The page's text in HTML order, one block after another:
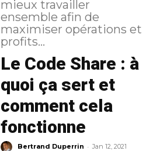
mieux travailler
ensemble afin de
maximiser opérations et
profits...
Le Code Share : à
quoi ça sert et
comment cela
fonctionne
Bertrand Duperrin - Jan 12, 2021